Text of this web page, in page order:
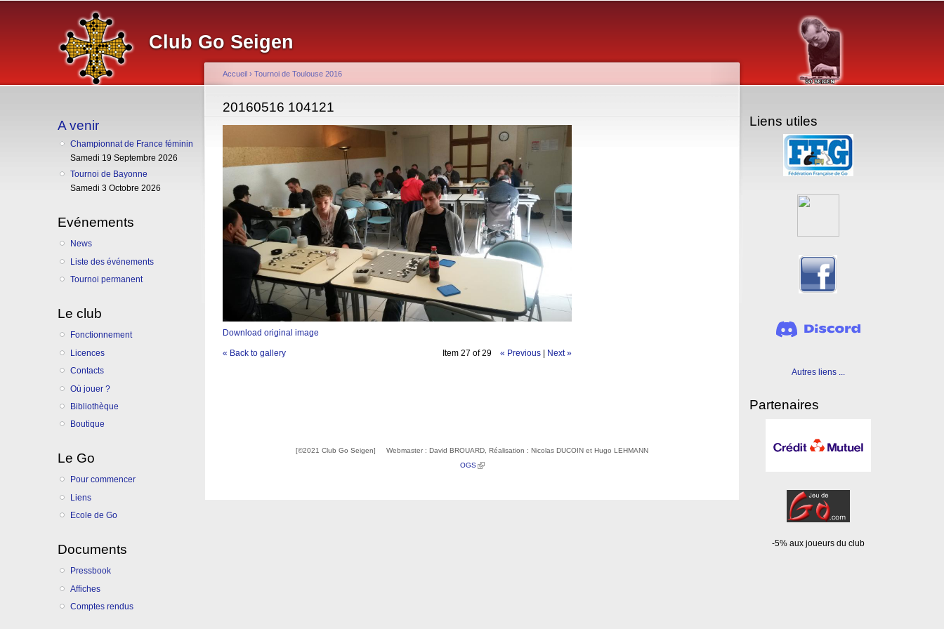
Club Go Seigen
A venir
Championnat de France féminin
Samedi 19 Septembre 2026
Tournoi de Bayonne
Samedi 3 Octobre 2026
Evénements
News
Liste des événements
Tournoi permanent
Le club
Fonctionnement
Licences
Contacts
Où jouer ?
Bibliothèque
Boutique
Le Go
Pour commencer
Liens
Ecole de Go
Documents
Pressbook
Affiches
Comptes rendus
Vous êtes ici
Accueil › Tournoi de Toulouse 2016
20160516 104121
Download original image
« Back to gallery Item 27 of 29 « Previous | Next »
[©2021 Club Go Seigen] Webmaster : David BROUARD, Réalisation : Nicolas DUCOIN et Hugo LEHMANN
OGS(link is external)
Liens utiles
Autres liens ...
Partenaires
-5% aux joueurs du club